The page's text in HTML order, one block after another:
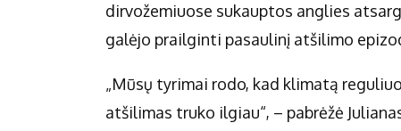
dirvožemiuose sukauptos anglies
galėjo prailginti pasaulinį atšilimo
„Mūsų tyrimai rodo, kad klimatą
atšilimas truko ilgiau“, – pabrėžė